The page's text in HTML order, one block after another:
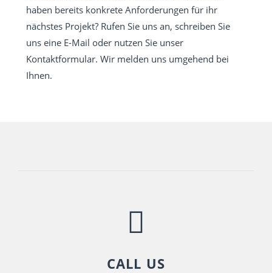
haben bereits konkrete Anforderungen für ihr
nächstes Projekt? Rufen Sie uns an, schreiben Sie
uns eine E-Mail oder nutzen Sie unser
Kontaktformular. Wir melden uns umgehend bei
Ihnen.
CALL US